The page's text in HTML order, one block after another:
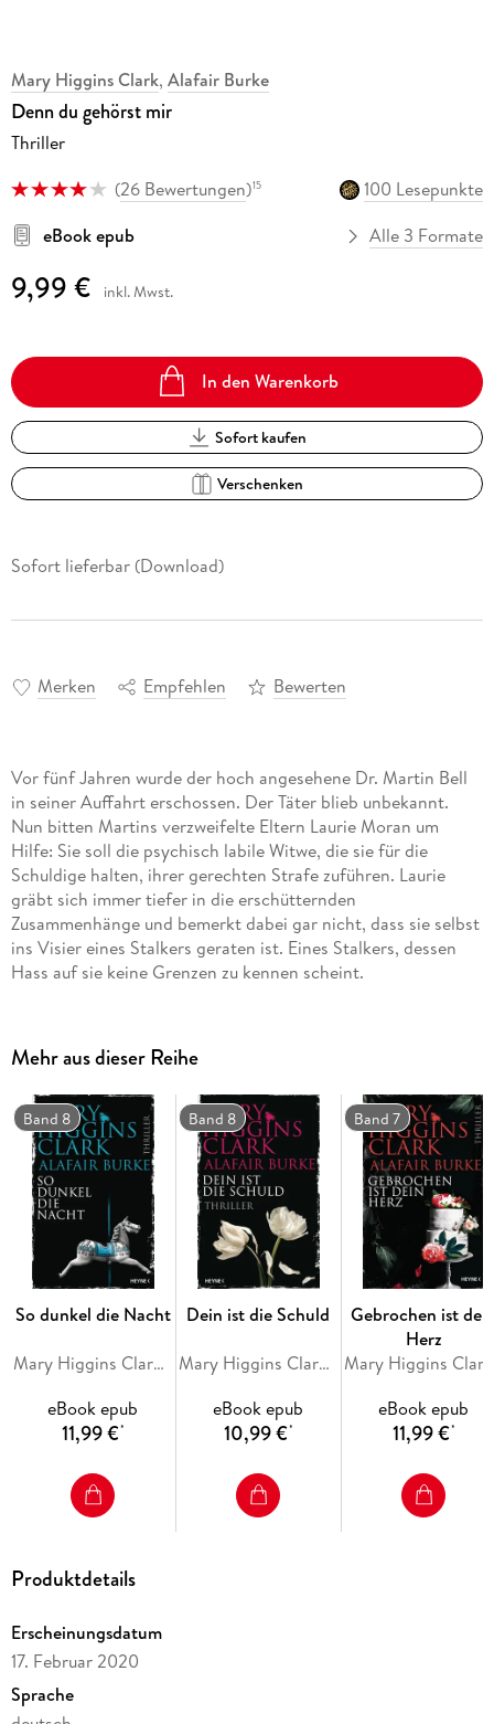
Mary Higgins Clark, Alafair Burke
Denn du gehörst mir
Thriller
(26 Bewertungen)15
100 Lesepunkte
eBook epub
Alle 3 Formate
9,99 € inkl. Mwst.
In den Warenkorb
Sofort kaufen
Verschenken
Sofort lieferbar (Download)
Merken Empfehlen Bewerten
Vor fünf Jahren wurde der hoch angesehene Dr. Martin Bell
in seiner Auffahrt erschossen. Der Täter blieb unbekannt.
Nun bitten Martins verzweifelte Eltern Laurie Moran um
Hilfe: Sie soll die psychisch labile Witwe, die sie für die
Schuldige halten, ihrer gerechten Strafe zuführen. Laurie
gräbt sich immer tiefer in die erschütternden
Zusammenhänge und bemerkt dabei gar nicht, dass sie selbst
ins Visier eines Stalkers geraten ist. Eines Stalkers, dessen
Hass auf sie keine Grenzen zu kennen scheint.
Mehr aus dieser Reihe
Band 8
So dunkel die Nacht
Mary Higgins Clark, Alafair Burke
eBook epub
11,99 €*
Band 8
Dein ist die Schuld
Mary Higgins Clark, Alafair Burke
eBook epub
10,99 €*
Band 7
Gebrochen ist
Herz
eBook epub
11,99 €*
Produktdetails
Erscheinungsdatum
17. Februar 2020
Sprache